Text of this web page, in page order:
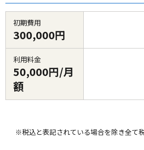
初期費用
300,000円
利用料金
50,000円/月
額
※税込と表記されている場合を除き全て